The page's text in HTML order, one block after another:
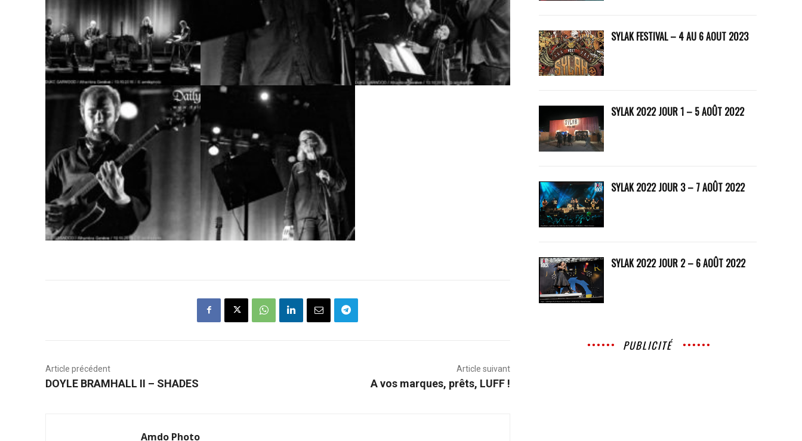
Article précédent
DOYLE BRAMHALL II – SHADES
Article suivant
A vos marques, prêts, LUFF !
Amdo Photo
SYLAK FESTIVAL – 4 AU 6 AOUT 2023
SYLAK 2022 JOUR 1 – 5 AOÛT 2022
SYLAK 2022 JOUR 3 – 7 AOÛT 2022
SYLAK 2022 JOUR 2 – 6 AOÛT 2022
PUBLICITÉ